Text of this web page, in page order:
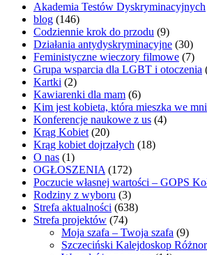
Akademia Testów Dyskryminacyjnych
blog (146)
Codziennie krok do przodu (9)
Działania antydyskryminacyjne (30)
Feministyczne wieczory filmowe (7)
Grupa wsparcia dla LGBT i otoczenia
Kartki (2)
Kawiarenki dla mam (6)
Kim jest kobieta, która mieszka we
Konferencje naukowe z us (4)
Krąg Kobiet (20)
Krąg kobiet dojrzałych (18)
O nas (1)
OGŁOSZENIA (172)
Poczucie własnej wartości – GOPS
Rodziny z wyboru (3)
Strefa aktualności (638)
Strefa projektów (74)
Moja szafa – Twoja szafa (9)
Szczeciński Kalejdoskop